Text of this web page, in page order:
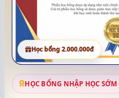
HỌC BỔNG NHẬP HỌC SỚM
Học bổng 2.000.000đ